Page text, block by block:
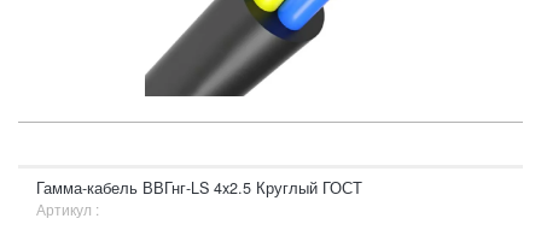
Гамма-кабель ВВГнг-LS 4x2.5 Круглый ГОСТ
Артикул :